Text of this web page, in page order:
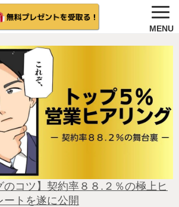
ノウハウ公開
選ばれる理由＆会社概要
無料プレゼント
サービス紹介
向け 無料案内を希望する
相談者さんの結果
のコツ】契約率８８.２％の極上ヒ
ートを遂に公開